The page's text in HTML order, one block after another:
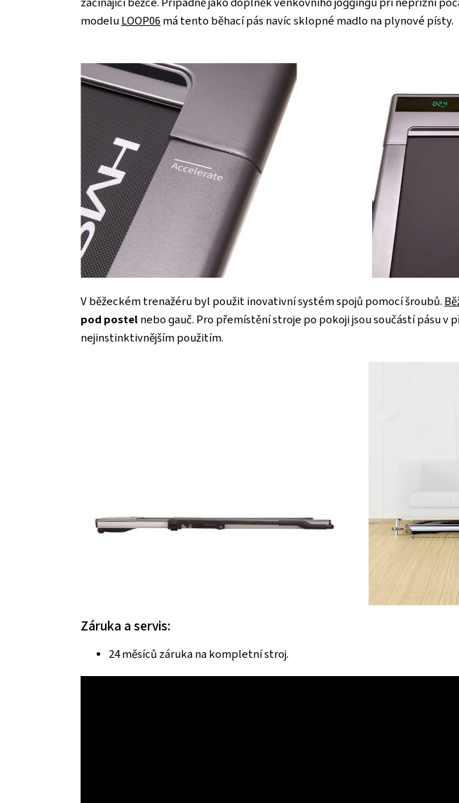
modelu LOOP06 má tento běhací pás navíc sklopné madlo na plynové písty.
V běžeckém trenažéru byl použit inovativní systém spojů pomocí šroubů.
pod postel nebo gauč. Pro přemístění stroje po pokoji jsou součástí pásu v
nejinstinktivnějším použitím.
Záruka a servis:
24 měsíců záruka na kompletní stroj.